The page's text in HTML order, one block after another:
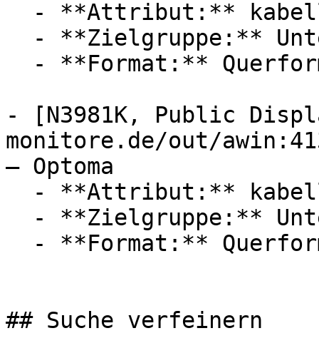
- [N3981K, Public
monitore.de/out/
— Optoma
## Suche verfeinern